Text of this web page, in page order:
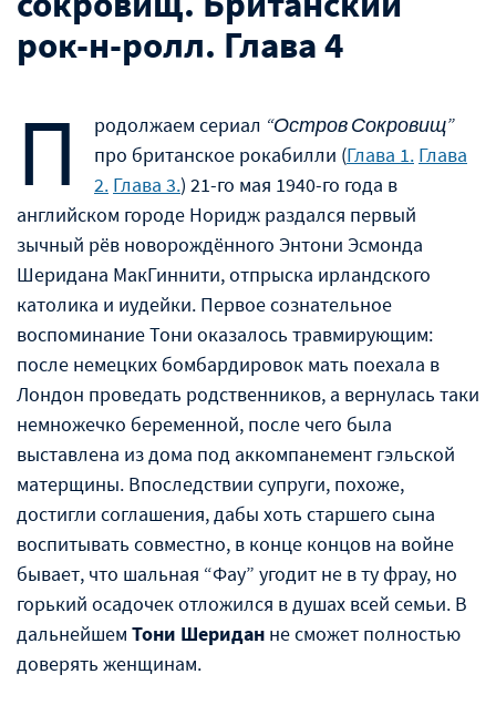
рок-н-ролл. Глава 4
П родолжаем сериал “Остров Сокровищ”
про британское рокабилли (Глава 1. Глава
2. Глава 3.) 21-го мая 1940-го года в
английском городе Норидж раздался первый
зычный рёв новорождённого Энтони Эсмонда
Шеридана МакГиннити, отпрыска ирландского
католика и иудейки. Первое сознательное
воспоминание Тони оказалось травмирующим:
после немецких бомбардировок мать поехала в
Лондон проведать родственников, а вернулась таки
немножечко беременной, после чего была
выставлена из дома под аккомпанемент гэльской
матерщины. Впоследствии супруги, похоже,
достигли соглашения, дабы хоть старшего сына
воспитывать совместно, в конце концов на войне
бывает, что шальная “Фау” угодит не в ту фрау, но
горький осадочек отложился в душах всей семьи. В
дальнейшем Тони Шеридан не сможет полностью
доверять женщинам.